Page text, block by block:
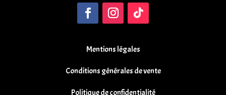
Mentions légales
Conditions générales de vente
Politique de confidentialité